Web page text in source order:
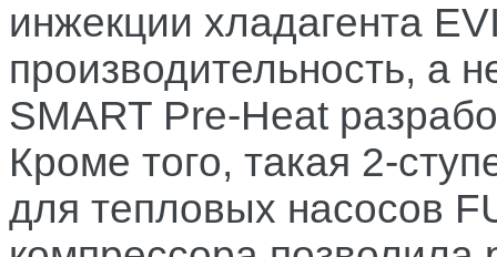
инжекции хладагента
производительность, а
SMART Pre-Heat
Кроме того, такая 2-
для тепловых насосов